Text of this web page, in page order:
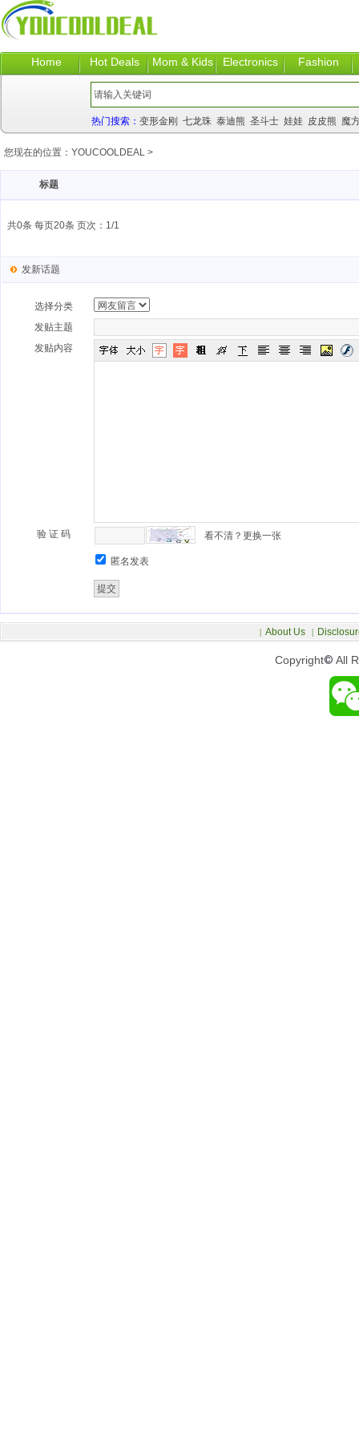
Home Hot Deals Mom & Kids Electronics Fashion
热门搜索： 变形金刚 七龙珠 泰迪熊 圣斗士 娃娃 皮皮熊 魔
您现在的位置： YOUCOOLDEAL >
标题
共0条 每页20条 页次：1/1
发新话题
选择分类
发贴主题
发贴内容
验 证 码 看不清？更换一张
匿名发表
Copyright© All
| About Us |